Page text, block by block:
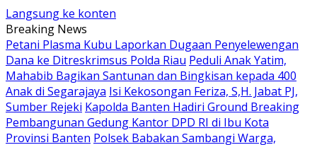
Langsung ke konten
Breaking News
Petani Plasma Kubu Laporkan Dugaan Penyelewengan
Dana ke Ditreskrimsus Polda Riau Peduli Anak Yatim,
Mahabib Bagikan Santunan dan Bingkisan kepada 400
Anak di Segarajaya Isi Kekosongan Feriza, S,H. Jabat PJ,
Sumber Rejeki Kapolda Banten Hadiri Ground Breaking
Pembangunan Gedung Kantor DPD RI di Ibu Kota
Provinsi Banten Polsek Babakan Sambangi Warga,